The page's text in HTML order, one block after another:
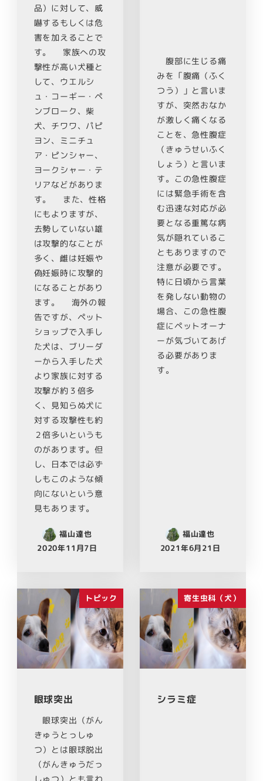
品）に対して、威
嚇するもしくは危
害を加えることで
す。 家族への攻
撃性が高い犬種と
して、ウエルシ
ュ・コーギー・ペ
ンブローク、柴
犬、チワワ、パピ
ヨン、ミニチュ
ア・ピンシャー、
ヨークシャー・テ
リアなどがありま
す。 また、性格
にもよりますが、
去勢していない雄
は攻撃的なことが
多く、雌は妊娠や
偽妊娠時に攻撃的
になることがあり
ます。 海外の報
告ですが、ペット
ショップで入手し
た犬は、ブリーダ
ーから入手した犬
より家族に対する
攻撃が約３倍多
く、見知らぬ犬に
対する攻撃性も約
２倍多いというも
のがあります。但
し、日本では必ず
しもこのような傾
向にないという意
見もあります。
福山達也
2020年11月7日
腹部に生じる痛
みを「腹痛（ふく
つう）」と言いま
すが、突然おなか
が激しく痛くなる
ことを、急性腹症
（きゅうせいふく
しょう）と言いま
す。この急性腹症
には緊急手術を含
む迅速な対応が必
要となる重篤な病
気が隠れているこ
ともありますので
注意が必要です。
特に日頃から言葉
を発しない動物の
場合、この急性腹
症にペットオーナ
ーが気づいてあげ
る必要がありま
す。
福山達也
2021年6月21日
トピック
眼球突出
眼球突出（がん
きゅうとっしゅ
つ）とは眼球脱出
（がんきゅうだっ
寄生虫科（犬）
シラミ症